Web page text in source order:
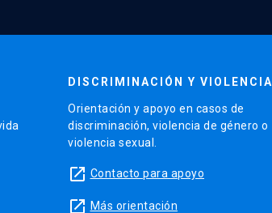
DISCRIMINACIÓN Y VIOLENCIA
Orientación y apoyo en casos de
discriminación, violencia de género o
violencia sexual.
launch Contacto para apoyo
launch Más orientación